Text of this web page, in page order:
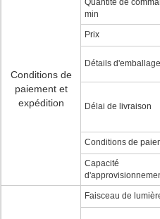
Conditions de
paiement et
expédition
Quantité de
min
Prix
Détails d'emballage
Délai de livraison
Conditions de
Capacité
Faisceau de